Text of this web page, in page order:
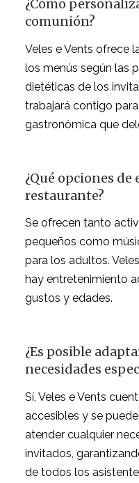
¿Cómo
comunión?
Veles e Vents ofrece
los menús según las
dietéticas de los
trabajará contigo
gastronómica que
¿Qué opciones
restaurante?
Se ofrecen tanto
pequeños como
para los adultos.
hay entretenimiento
gustos y edades.
¿Es posible
necesidades
Sí, Veles e Vents
accesibles y se
atender cualquier
invitados,
de todos los